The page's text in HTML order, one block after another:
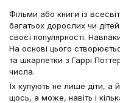
Фільми або книги із
багатьох дорослих чи
своєї популярності.
На основі цього
та шкарпетки з Гаррі
числа.
Їх купують не лише діти, а
щось, а може, навіть і